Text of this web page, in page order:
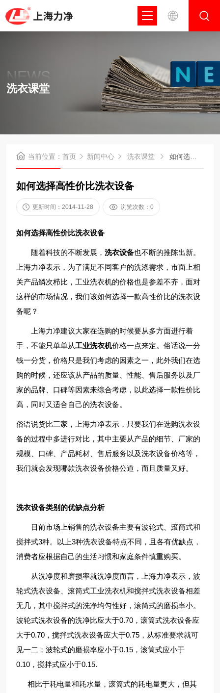
NEWS
洗衣课堂
当前位置：首页 新闻中心 洗衣课堂 如何选择高性价比洗衣设备
如何选择高性价比洗衣设备
更新时间：2014-11-28 浏览次数：0
如何选择高性价比洗衣设备
随着科技的不断发展，洗衣设备也不断的推陈出新。
上海力净表示，为了满足不同客户的洗涤需求，市面上相
关产品鳞次栉比，工业洗衣机的价格也是参差不齐，面对
这样的市场情况，我们该如何选择一款高性价比的洗衣设
备呢？
上海力净建议大家在选购的时候要从多方面进行着
手，不能只单单从工业洗衣机价格一点来定。俗话说一分
钱一分货，价格只是我们考虑的因素之一，此外我们在选
购的时候，还应该从产品的质量、性能、售后服务以及厂
家的品牌、口碑等因素来综合考虑，以此选择一款性价比
高，同时又适合自己的洗衣设备。
俗语说货比三家，上海力净表示，只要我们在选购洗衣设
备的过程中多进行对比，其中主要从产品的细节、厂家的
规模、口碑、产品耗材、售后服务以及洗衣设备价格等，
我们就会发现哪款洗衣设备价格公道，而且质量又好。
洗衣设备类别的优缺点分析
目前市场上销售的洗衣设备主要有波轮式、滚筒式和
搅拌式3种。以上3种洗衣设备特点不同，且各有优缺点，
消费者应根据自己的生活习惯和家庭条件慎重购买。
从洗净度和磨损率就洗净度而言，上海力净表示，波
轮式洗衣设备、滚筒式工业洗衣机和搅拌式洗衣设备相差
无几，其中搅拌式的洗净均匀性好，滚筒式的磨损率小。
波轮式洗衣设备的洗净比应大于0.70，滚筒式洗衣设备应
大于0.70，搅拌式洗衣设备应大于0.75，从标准要求就可
见一二；波轮式的磨损率应小于0.15，滚筒式应小于
0.10，搅拌式应小于0.15.
相比于耗电量和耗水量，滚筒式的耗电量更大，但其